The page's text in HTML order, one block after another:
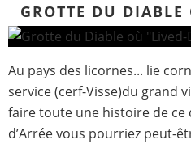
GROTTE DU
Au pays des licornes... lie
service (cerf-Visse)du grand
faire toute une histoire de ce
d’Arrée vous pourriez peut-